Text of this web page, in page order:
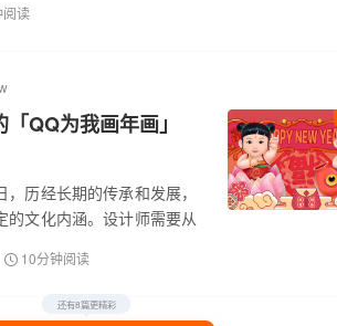
阅读
QQ为我画年画」
历经长期的传承和发展，
的文化内涵。设计师需要从
10分钟阅读
还有8篇更精彩